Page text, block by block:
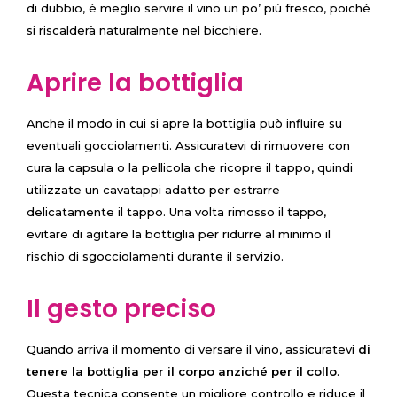
di dubbio, è meglio servire il vino un po’ più fresco, poiché
si riscalderà naturalmente nel bicchiere.
Aprire la bottiglia
Anche il modo in cui si apre la bottiglia può influire su
eventuali gocciolamenti. Assicuratevi di rimuovere con
cura la capsula o la pellicola che ricopre il tappo, quindi
utilizzate un cavatappi adatto per estrarre
delicatamente il tappo. Una volta rimosso il tappo,
evitare di agitare la bottiglia per ridurre al minimo il
rischio di sgocciolamenti durante il servizio.
Il gesto preciso
Quando arriva il momento di versare il vino, assicuratevi di
tenere la bottiglia per il corpo anziché per il collo.
Questa tecnica consente un migliore controllo e riduce il